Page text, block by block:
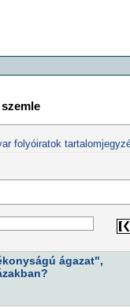
folyóiratok
ágazat",